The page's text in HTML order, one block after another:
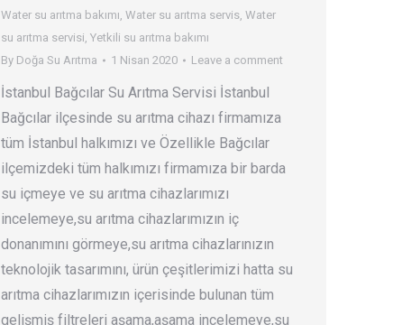
Water su arıtma bakımı, Water su arıtma servis, Water
su arıtma servisi, Yetkili su arıtma bakımı
By Doğa Su Arıtma 1 Nisan 2020 Leave a comment
İstanbul Bağcılar Su Arıtma Servisi İstanbul
Bağcılar ilçesinde su arıtma cihazı firmamıza
tüm İstanbul halkımızı ve Özellikle Bağcılar
ilçemizdeki tüm halkımızı firmamıza bir barda
su içmeye ve su arıtma cihazlarımızı
incelemeye,su arıtma cihazlarımızın iç
donanımını görmeye,su arıtma cihazlarınızın
teknolojik tasarımını, ürün çeşitlerimizi hatta su
arıtma cihazlarımızın içerisinde bulunan tüm
gelişmiş filtreleri aşama,aşama incelemeye,su